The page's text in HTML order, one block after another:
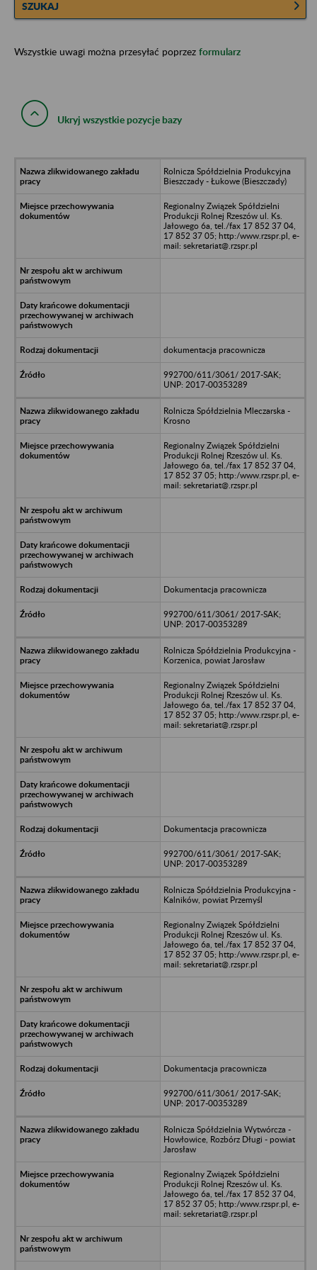
SZUKAJ
Wszystkie uwagi można przesyłać poprzez formularz
Ukryj wszystkie pozycje bazy
Rolnicza Spółdzielnia Produkcyjna
Bieszczady - Łukowe (Bieszczady)
Regionalny Związek Spółdzielni
Produkcji Rolnej Rzeszów ul. Ks.
Jałowego 6a, tel./fax 17 852 37 04,
17 852 37 05; http:/www.rzspr.pl, e-
mail: sekretariat@.rzspr.pl
dokumentacja pracownicza
992700/611/3061/ 2017-SAK;
UNP: 2017-00353289
Rolnicza Spółdzielnia Mleczarska -
Krosno
Regionalny Związek Spółdzielni
Produkcji Rolnej Rzeszów ul. Ks.
Jałowego 6a, tel./fax 17 852 37 04,
17 852 37 05; http:/www.rzspr.pl, e-
mail: sekretariat@.rzspr.pl
Dokumentacja pracownicza
992700/611/3061/ 2017-SAK;
UNP: 2017-00353289
Rolnicza Spółdzielnia Produkcyjna -
Korzenica, powiat Jarosław
Regionalny Związek Spółdzielni
Produkcji Rolnej Rzeszów ul. Ks.
Jałowego 6a, tel./fax 17 852 37 04,
17 852 37 05; http:/www.rzspr.pl, e-
mail: sekretariat@.rzspr.pl
Dokumentacja pracownicza
992700/611/3061/ 2017-SAK;
UNP: 2017-00353289
Rolnicza Spółdzielnia Produkcyjna -
Kalników, powiat Przemyśl
Regionalny Związek Spółdzielni
Produkcji Rolnej Rzeszów ul. Ks.
Jałowego 6a, tel./fax 17 852 37 04,
17 852 37 05; http:/www.rzspr.pl, e-
mail: sekretariat@.rzspr.pl
Dokumentacja pracownicza
992700/611/3061/ 2017-SAK;
UNP: 2017-00353289
Rolnicza Spółdzielnia Wytwórcza -
Howłowice, Rozbórz Długi - powiat
Jarosław
Regionalny Związek Spółdzielni
Produkcji Rolnej Rzeszów ul. Ks.
Jałowego 6a, tel./fax 17 852 37 04,
17 852 37 05; http:/www.rzspr.pl, e-
mail: sekretariat@.rzspr.pl